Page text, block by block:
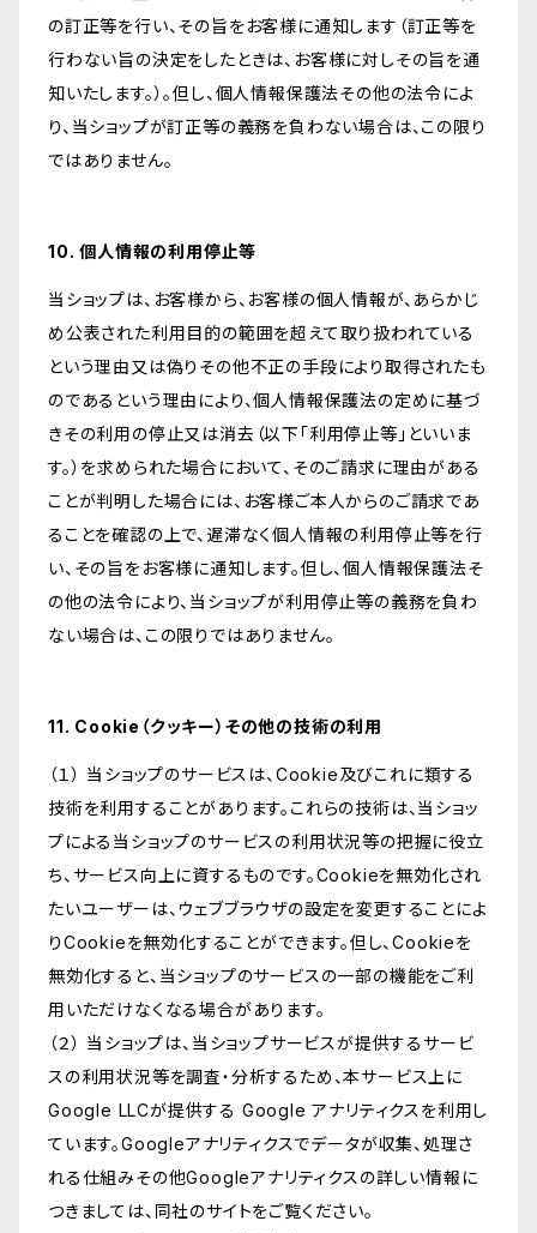
の訂正等を行い、その旨をお客様に通知します（訂正等を
行わない旨の決定をしたときは、お客様に対しその旨を通
知いたします。）。但し、個人情報保護法その他の法令によ
り、当ショップが訂正等の義務を負わない場合は、この限り
ではありません。
10. 個人情報の利用停止等
当ショップは、お客様から、お客様の個人情報が、あらかじ
め公表された利用目的の範囲を超えて取り扱われている
という理由又は偽りその他不正の手段により取得されたも
のであるという理由により、個人情報保護法の定めに基づ
きその利用の停止又は消去（以下「利用停止等」といいま
す。）を求められた場合において、そのご請求に理由がある
ことが判明した場合には、お客様ご本人からのご請求であ
ることを確認の上で、遅滞なく個人情報の利用停止等を行
い、その旨をお客様に通知します。但し、個人情報保護法そ
の他の法令により、当ショップが利用停止等の義務を負わ
ない場合は、この限りではありません。
11. Cookie（クッキー）その他の技術の利用
（１） 当ショップのサービスは、Cookie及びこれに類する
技術を利用することがあります。これらの技術は、当ショッ
プによる当ショップのサービスの利用状況等の把握に役立
ち、サービス向上に資するものです。Cookieを無効化され
たいユーザーは、ウェブブラウザの設定を変更することによ
りCookieを無効化することができます。但し、Cookieを
無効化すると、当ショップのサービスの一部の機能をご利
用いただけなくなる場合があります。
（２） 当ショップは、当ショップサービスが提供するサービ
スの利用状況等を調査・分析するため、本サービス上に
Google LLCが提供する Google アナリティクスを利用し
ています。Googleアナリティクスでデータが収集、処理さ
れる仕組みその他Googleアナリティクスの詳しい情報に
つきましては、同社のサイトをご覧ください。